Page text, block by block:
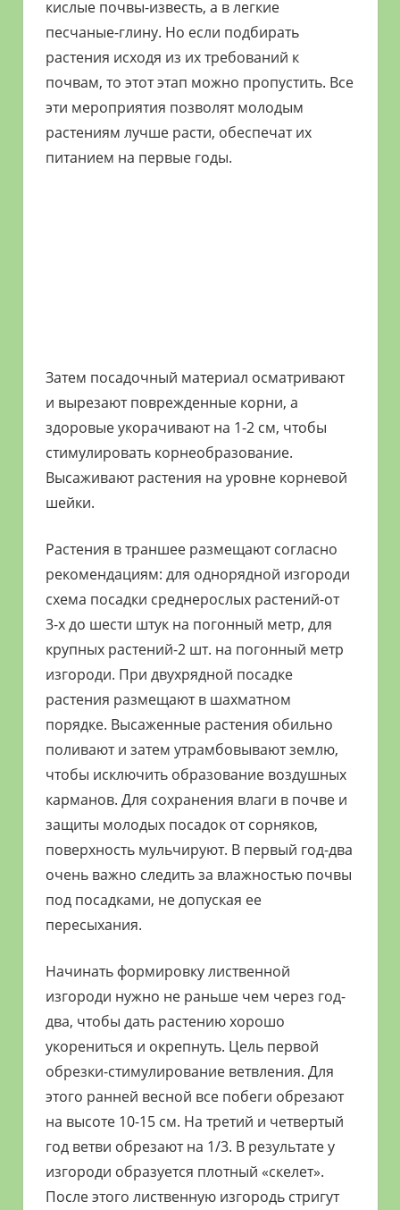
кислые почвы-известь, а в легкие
песчаные-глину. Но если подбирать
растения исходя из их требований к
почвам, то этот этап можно пропустить. Все
эти мероприятия позволят молодым
растениям лучше расти, обеспечат их
питанием на первые годы.
Затем посадочный материал осматривают
и вырезают поврежденные корни, а
здоровые укорачивают на 1-2 см, чтобы
стимулировать корнеобразование.
Высаживают растения на уровне корневой
шейки.
Растения в траншее размещают согласно
рекомендациям: для однорядной изгороди
схема посадки среднерослых растений-от
3-х до шести штук на погонный метр, для
крупных растений-2 шт. на погонный метр
изгороди. При двухрядной посадке
растения размещают в шахматном
порядке. Высаженные растения обильно
поливают и затем утрамбовывают землю,
чтобы исключить образование воздушных
карманов. Для сохранения влаги в почве и
защиты молодых посадок от сорняков,
поверхность мульчируют. В первый год-два
очень важно следить за влажностью почвы
под посадками, не допуская ее
пересыхания.
Начинать формировку лиственной
изгороди нужно не раньше чем через год-
два, чтобы дать растению хорошо
укорениться и окрепнуть. Цель первой
обрезки-стимулирование ветвления. Для
этого ранней весной все побеги обрезают
на высоте 10-15 см. На третий и четвертый
год ветви обрезают на 1/3. В результате у
изгороди образуется плотный «скелет».
После этого лиственную изгородь стригут